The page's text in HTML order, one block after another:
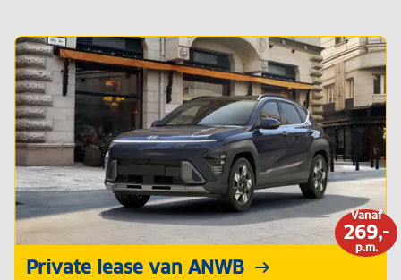
Vanaf
269,-
p.m.
Private lease van ANWB